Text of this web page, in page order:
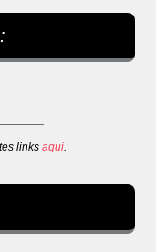
links aqui.